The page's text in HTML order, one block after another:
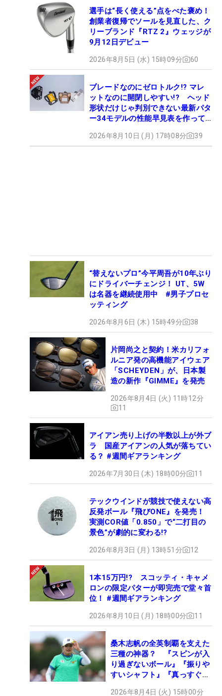
選手は“長く使える”点をべた褒め！
創業者復帰でソールを見直した、ク
リーブランド『RTZ 2』ウェッジが
9月12日デビュー
2026年8月5日 (水) 15時09分 60
ブレードなのにゼロトルク!? マレ
ットなのに開閉しやすい!? ヘッド
形状だけじゃ判別できない最新パタ
ー34モデルの性能早見表を作って
2026年8月10日 (月) 17時08分 39
“替えないプロ”今平周吾が10年ぶり
にドライバーチェンジ！ UT、5W
は名器を継続使用中 #男子プロセ
ッティング
2026年8月6日 (木) 15時49分 38
片岡尚之と契約！米カリフォ
ルニア発の高機能アイウェア
「SCHEYDEN」が、日本製
造の新作『GIMME』を発売
2026年8月4日 (火) 11時12分
11
アイアン売り上げの半数以上が外ブ
ラ 国産アイアンの人気が落ちてい
る？ #週間ギアランキング
2026年7月30日 (木) 18時00分 11
テックウインドが競技で使えない高
反発ボール『飛びONE』を発売！
実測COR値「0.850」で“二打目の
景色”が劇的に変わる!?
2026年8月3日 (月) 13時51分 12
1本15万円!? スコッティ・キャメ
ロンの限定パターが即完売で堂々首
位！ #週間ギアランキング
2026年8月10日 (月) 18時00分 11
桑木志帆の全英制覇を支えた
三種の神器？ 『スピンが入
り過ぎないボール』『振りや
すいシャフト』『真っすぐ飛
2026年8月4日 (火) 15時00分